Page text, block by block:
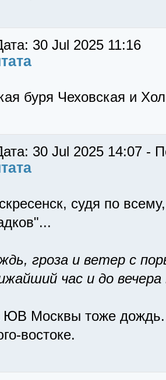
30 Jul 2025 11:16
буря Чеховская и
30 Jul 2025 14:07 -
судя по
гроза и ветер с
час и до
ЮВ Москвы тоже дождь.
востоке.